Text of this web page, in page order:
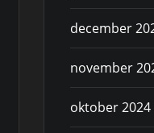
december
november
oktober 2024